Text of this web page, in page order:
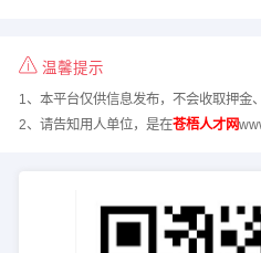
温馨提示
1、本平台仅供信息发布，不会收取押金
2、请告知用人单位，是在苍梧人才网